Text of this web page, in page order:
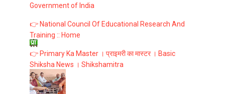
Government of India
👉 National Council Of Educational Research And
Training :: Home
👉 Primary Ka Master । प्राइमरी का मास्टर । Basic
Shiksha News । Shikshamitra